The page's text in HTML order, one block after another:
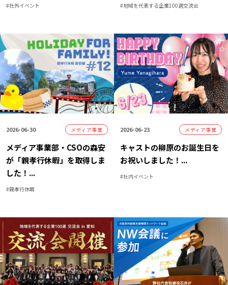
#社外イベント #地域を代表する企業100選交流会
2026-06-30 メディア事業
メディア事業部・CSOの森安
が「親孝行休暇」を取得しま
した！ ...
#親孝行休暇
2026-06-23 メディア事業
キャストの柳原のお誕生日を
お祝いしました！ ...
#社内イベント